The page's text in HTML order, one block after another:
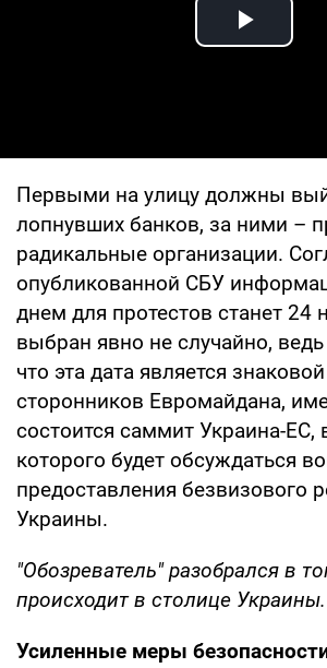
Play
Первыми на улицу должны
лопнувших банков, за ними –
радикальные организации.
опубликованной СБУ
днем для протестов станет 24
выбран явно не случайно,
что эта дата является
сторонников Евромайдана,
состоится саммит Украина-ЕС,
которого будет обсуждаться
предоставления безвизового
Украины.
"Обозреватель" разобрался в
происходит в столице Украины.
Усиленные меры